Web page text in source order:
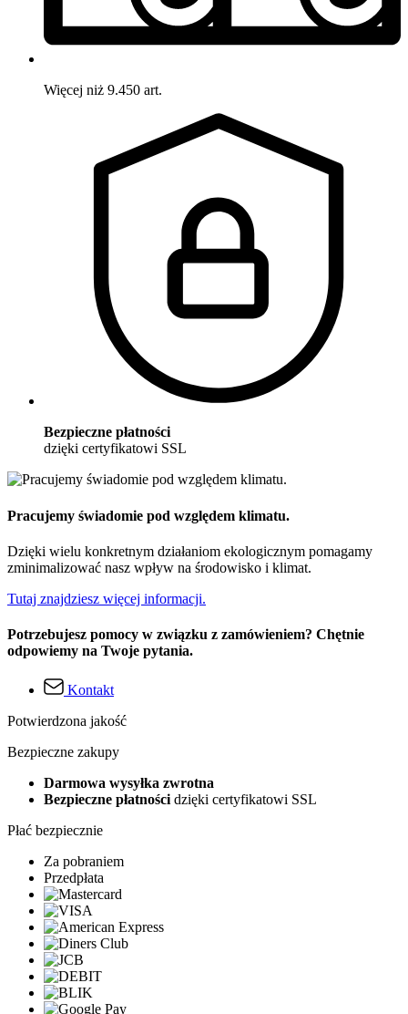
Więcej niż 9.450 art.
Bezpieczne płatności
dzięki certyfikatowi SSL
Pracujemy świadomie pod względem klimatu.
Dzięki wielu konkretnym działaniom ekologicznym pomagamy
zminimalizować nasz wpływ na środowisko i klimat.
Tutaj znajdziesz więcej informacji.
Potrzebujesz pomocy w związku z zamówieniem? Chętnie
odpowiemy na Twoje pytania.
Kontakt
Potwierdzona jakość
Bezpieczne zakupy
Darmowa wysyłka zwrotna
Bezpieczne płatnościdzięki certyfikatowi SSL
Płać bezpiecznie
Za pobraniem
Przedpłata